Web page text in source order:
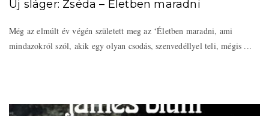
Új sláger: Zséda – Életben maradni
Még az elmúlt év végén született meg az ‘Életben maradni, ami
mindazokról szól, akik egy olyan csodás, szenvedéllyel teli, mégis ...